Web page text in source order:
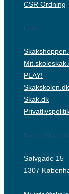
CSR Ordning
Links
PLAY!
Skakskolen.dk
Skak.dk
Dansk
Sølvgade 15
1307